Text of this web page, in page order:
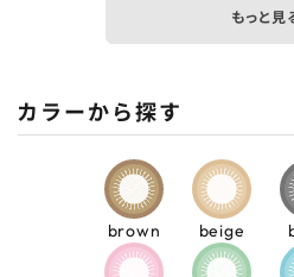
もっと見
カラーから探す
brown beige